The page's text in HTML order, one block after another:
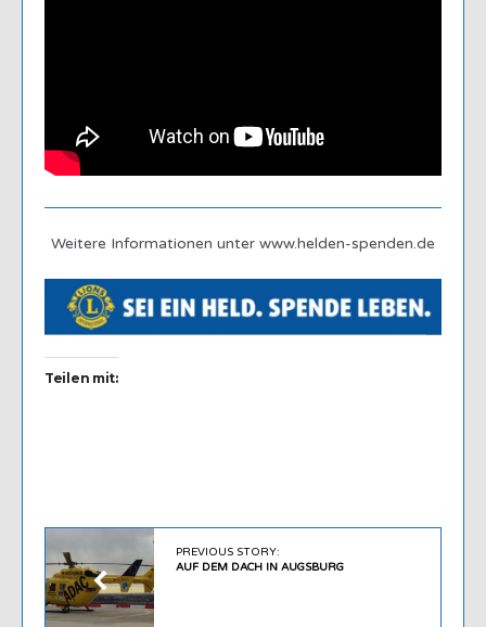
Weitere Informationen unter www.helden-spenden.de
Teilen mit:
PREVIOUS STORY:
AUF DEM DACH IN AUGSBURG